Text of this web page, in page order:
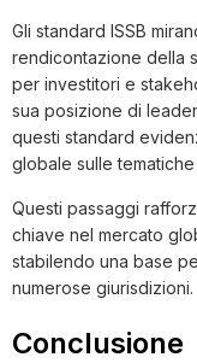
Gli standard ISSB
rendicontazione della
per investitori e
sua posizione di
questi standard
globale sulle
Questi passaggi
chiave nel mercato
stabilendo una base
numerose giurisdizioni.
Conclusione